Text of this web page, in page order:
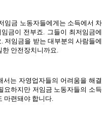
임금 노동자들에게는 소득에서 차
금이 전부죠. 그들이 최저임금에
저임금을 받는 대부분의 사람들에
한 안전장치니까요.
는 자영업자들의 어려움을 해결
요하지만 저임금 노동자들의 소득
마련돼야 합니다.